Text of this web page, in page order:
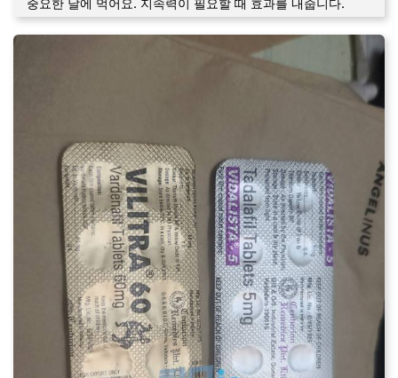
중요한 날에 먹어요. 지속력이 필요할 때 효과를 내줍니다.